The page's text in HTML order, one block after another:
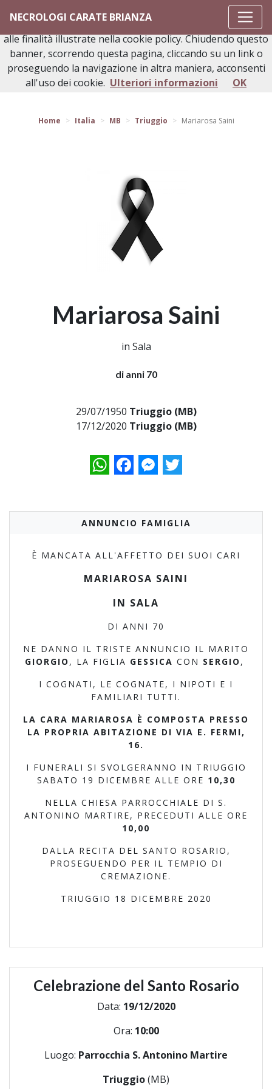
NECROLOGI CARATE BRIANZA
Torna indietro
Home Italia MB Triuggio Mariarosa Saini
Mariarosa Saini
in Sala
di anni 70
29/07/1950 Triuggio (MB)
17/12/2020 Triuggio (MB)
WhatsAppFacebookMessenger
Twitter
ANNUNCIO FAMIGLIA
È MANCATA ALL'AFFETTO DEI SUOI CARI
MARIAROSA SAINI
IN SALA
DI ANNI 70
NE DANNO IL TRISTE ANNUNCIO IL MARITO
GIORGIO , LA FIGLIA GESSICA CON SERGIO ,
I COGNATI, LE COGNATE, I NIPOTI E I
FAMILIARI TUTTI.
LA CARA MARIAROSA È COMPOSTA PRESSO
LA PROPRIA ABITAZIONE DI VIA E. FERMI,
16.
I FUNERALI SI SVOLGERANNO IN TRIUGGIO
SABATO 19 DICEMBRE ALLE ORE 10,30
NELLA CHIESA PARROCCHIALE DI S.
ANTONINO MARTIRE, PRECEDUTI ALLE ORE
10,00
DALLA RECITA DEL SANTO ROSARIO,
PROSEGUENDO PER IL TEMPIO DI
CREMAZIONE.
TRIUGGIO 18 DICEMBRE 2020
Celebrazione del Santo Rosario
Data: 19/12/2020
Ora: 10:00
Luogo: Parrocchia S. Antonino Martire
Triuggio(MB)
Questo sito o gli strumenti terzi da questo utilizzati si
avvalgono di cookie necessari al funzionamento ed utili
alle finalità illustrate nella cookie policy. Chiudendo questo
banner, scorrendo questa pagina, cliccando su un link o
proseguendo la navigazione in altra maniera, acconsenti
all'uso dei cookie. Ulteriori informazioni OK